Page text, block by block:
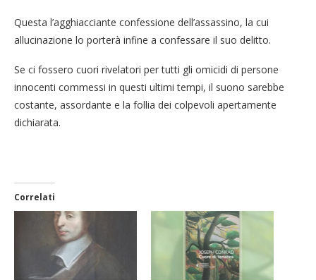
Questa l’agghiacciante confessione dell’assassino, la cui
allucinazione lo porterà infine a confessare il suo delitto.
Se ci fossero cuori rivelatori per tutti gli omicidi di persone
innocenti commessi in questi ultimi tempi, il suono sarebbe
costante, assordante e la follia dei colpevoli apertamente
dichiarata.
Correlati